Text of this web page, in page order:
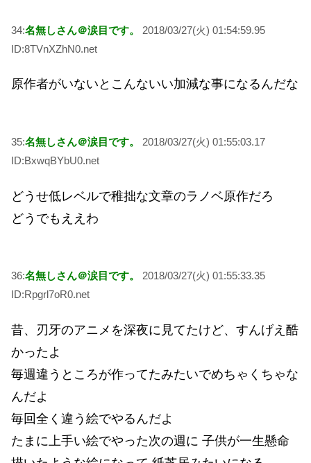
34:名無しさん＠涙目です。
2018/03/27(火) 01:54:59.95
ID:8TVnXZhN0.net
原作者がいないとこんないい加減な事になるんだな
35:名無しさん＠涙目です。
2018/03/27(火) 01:55:03.17
ID:BxwqBYbU0.net
どうせ低レベルで稚拙な文章のラノベ原作だろ
どうでもええわ
36:名無しさん＠涙目です。
2018/03/27(火) 01:55:33.35
ID:Rpgrl7oR0.net
昔、刃牙のアニメを深夜に見てたけど、すんげえ酷
かったよ
毎週違うところが作ってたみたいでめちゃくちゃな
んだよ
毎回全く違う絵でやるんだよ
たまに上手い絵でやった次の週に 子供が一生懸命